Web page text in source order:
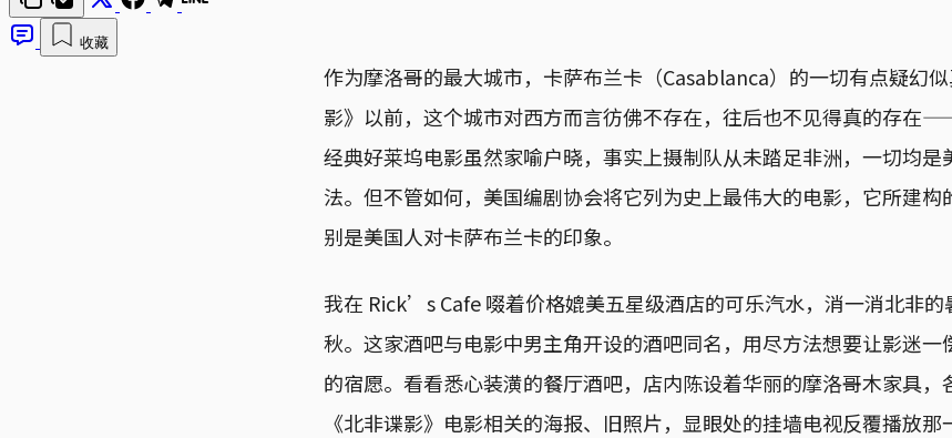
收藏
作为摩洛哥的最大城市，卡萨布兰卡（Casablanca）的一切有点疑幻
影》以前，这个城市对西方而言彷佛不存在，往后也不见得真的存在
经典好莱坞电影虽然家喻户晓，事实上摄制队从未踏足非洲，一切均
法。但不管如何，美国编剧协会将它列为史上最伟大的电影，它所建
别是美国人对卡萨布兰卡的印象。
我在 Rick’s Cafe 啜着价格媲美五星级酒店的可乐汽水，消一消北非的
秋。这家酒吧与电影中男主角开设的酒吧同名，用尽方法想要让影迷一
的宿愿。看看悉心装潢的餐厅酒吧，店内陈设着华丽的摩洛哥木家具，
《北非谍影》电影相关的海报、旧照片，显眼处的挂墙电视反覆播放